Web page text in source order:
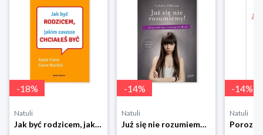
-18%
Natuli
Jak być rodzicem, jakim zawsze chciałeś być Media rodzina
-14%
Natuli
Już się nie rozumiemy! Jak przeżyć czas trzaskających drzwi Esprit
-14%
Natuli